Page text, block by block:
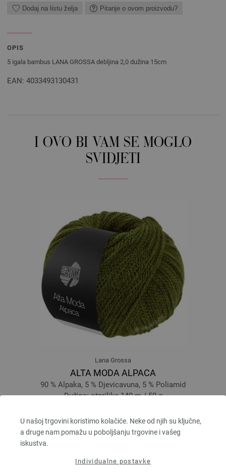
U našoj trgovini koristimo kolačiće. Neke od njih su ključne,
a druge nam pomažu u poboljšanju trgovine i vašeg
iskustva.
Individualne postavke
Dodaj na listu želja Pitanje o ovom proizvodu?
OPIS
5 igala bambus LANA GROSSA debljina 2,0 dužina 15cm
EAN: 4033493130431
I OVO BI VAM SE MOGLO
SVIDJETI
Lana Grossa
ALTA MODA ALPACA
90 % Alpaka, 5 % Djevicavuna, 5 % Poliamid
Dužina: otprilike 140 m / 50 g
6,68 €
7,81 $
bez PDV-a, dodatno troškovi za dostavu, Osnovna cijena:133,60 €